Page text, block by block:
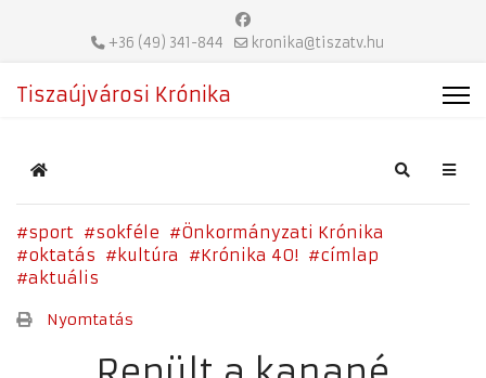
+36 (49) 341-844 kronika@tiszatv.hu
Tiszaújvárosi Krónika
Home Search
sport sokféle
Önkormányzati Krónika
oktatás
kultúra Krónika 40!
címlap
aktuális
Nyomtatás